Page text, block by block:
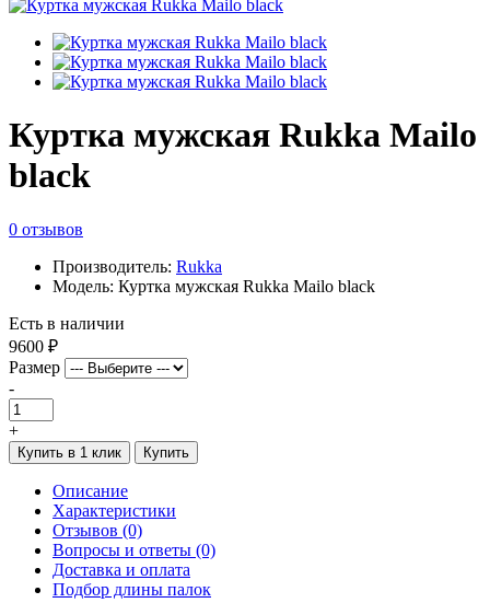
Куртка мужская Rukka Mailo
black
0 отзывов
Производитель: Rukka
Модель: Куртка мужская Rukka Mailo black
Есть в наличии
9600 ₽
Размер
-
+
Купить в 1 клик Купить
Описание
Характеристики
Отзывов (0)
Вопросы и ответы (0)
Доставка и оплата
Подбор длины палок